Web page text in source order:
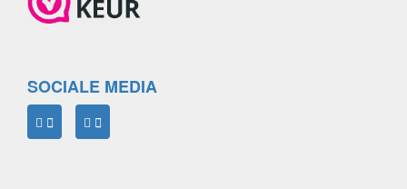
SOCIALE MEDIA